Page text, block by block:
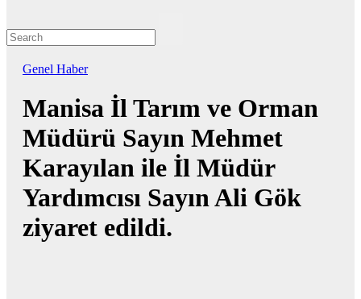
Genel Haber
Manisa İl Tarım ve Orman
Müdürü Sayın Mehmet
Karayılan ile İl Müdür
Yardımcısı Sayın Ali Gök
ziyaret edildi.